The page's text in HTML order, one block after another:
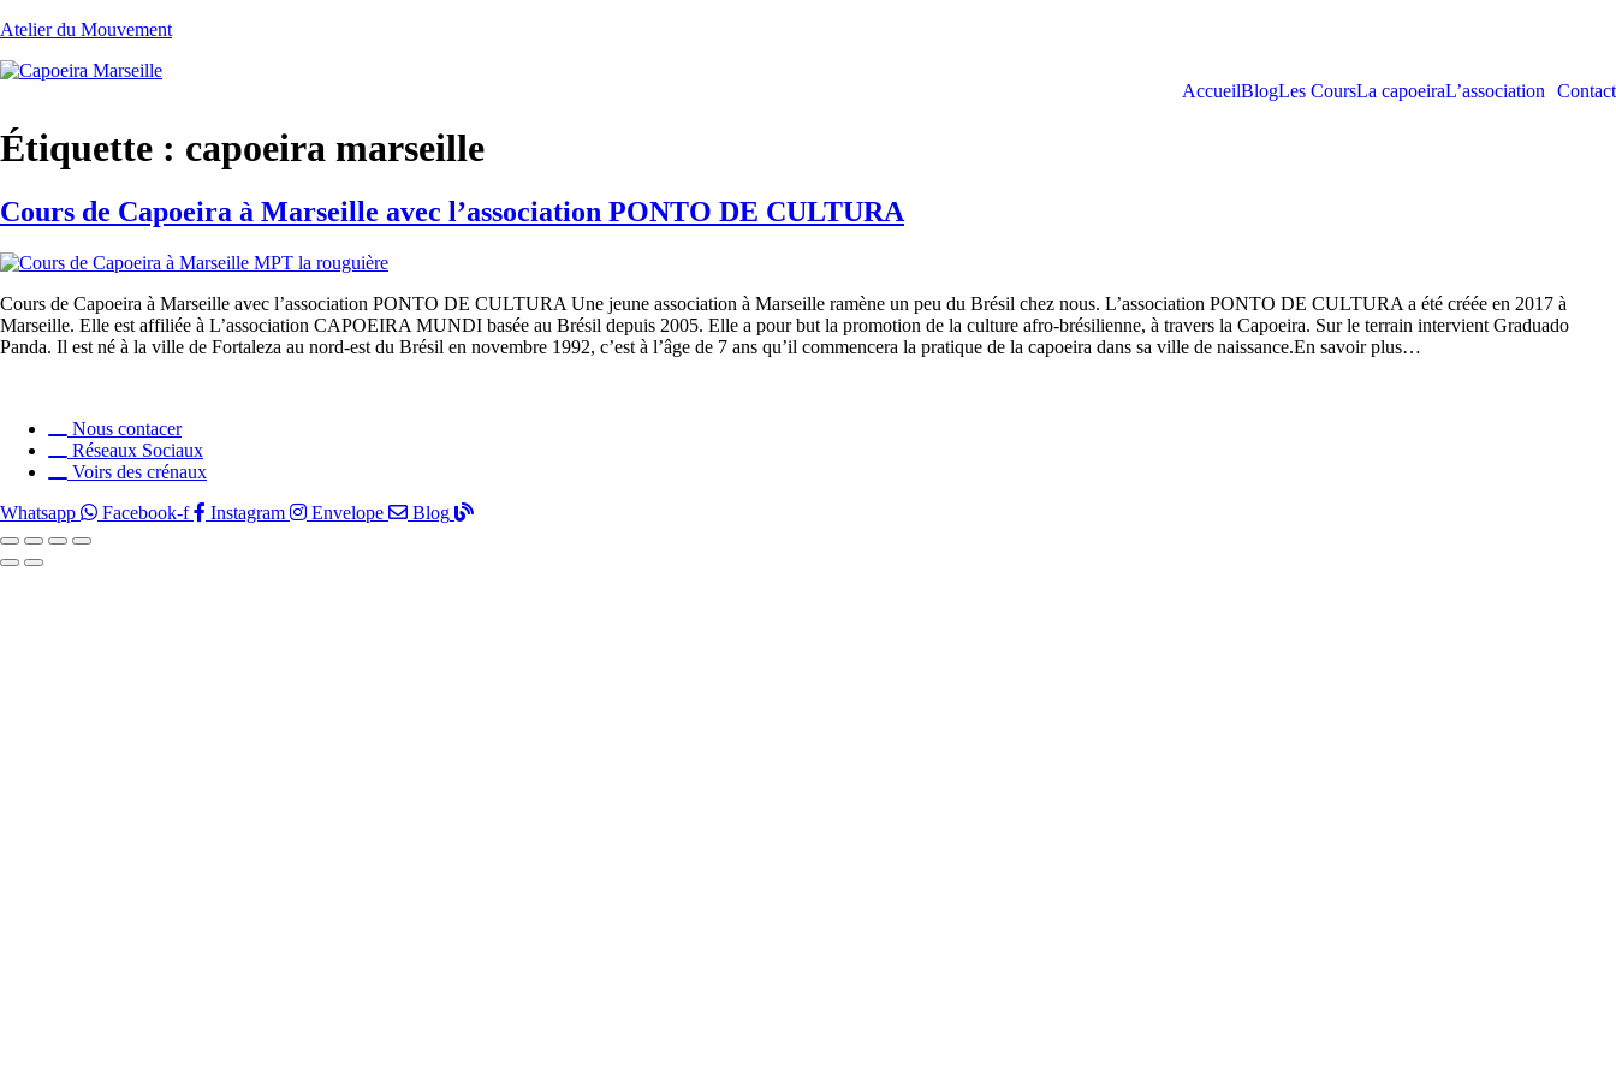
Atelier du Mouvement
AccueilBlogLes CoursLa capoeiraL’association Contact
Étiquette : capoeira marseille
Cours de Capoeira à Marseille avec l’association PONTO DE CULTURA
Cours de Capoeira à Marseille avec l’association PONTO DE CULTURA Une jeune association à Marseille ramène un peu du Brésil chez nous. L’association PONTO DE CULTURA a été créée en 2017 à
Marseille. Elle est affiliée à L’association CAPOEIRA MUNDI basée au Brésil depuis 2005. Elle a pour but la promotion de la culture afro-brésilienne, à travers la Capoeira. Sur le terrain intervient Graduado
Panda. Il est né à la ville de Fortaleza au nord-est du Brésil en novembre 1992, c’est à l’âge de 7 ans qu’il commencera la pratique de la capoeira dans sa ville de naissance.En savoir plus…
Nous contacer
Réseaux Sociaux
Voirs des crénaux
Whatsapp
Facebook-f Instagram Envelope Blog